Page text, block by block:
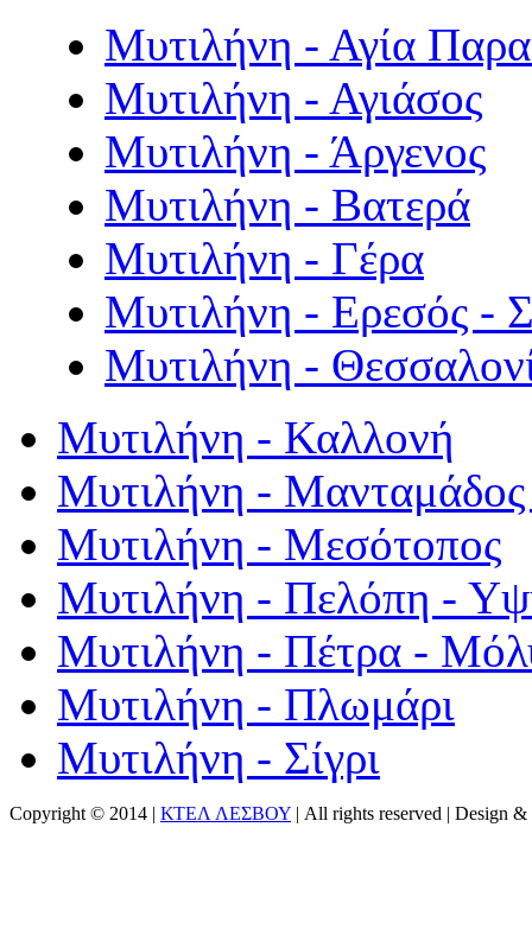
Μυτιλήνη - Αγία
Μυτιλήνη - Αγιάσος
Μυτιλήνη - Άργενος
Μυτιλήνη - Βατερά
Μυτιλήνη - Γέρα
Μυτιλήνη - Ερεσός -
Μυτιλήνη -
Μυτιλήνη - Καλλονή
Μυτιλήνη - Μανταμάδος
Μυτιλήνη - Μεσότοπος
Μυτιλήνη - Πελόπη -
Μυτιλήνη - Πέτρα -
Μυτιλήνη - Πλωμάρι
Μυτιλήνη - Σίγρι
Copyright © 2014 | ΚΤΕΛ ΛΕΣΒΟΥ | All rights reserved | Design &